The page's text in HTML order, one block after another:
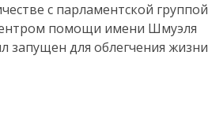
с парламентской группой
помощи имени Шмуэля
запущен для облегчения жизни